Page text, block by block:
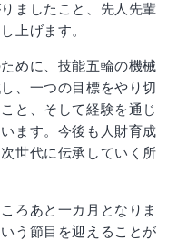
ましたこと、先人先輩
上げます。
めに、技能五輪の機械
、一つの目標をやり切
と、そして経験を通じ
ます。今後も人財育成
世代に伝承していく所
ろあと一カ月となりま
う節目を迎えることが